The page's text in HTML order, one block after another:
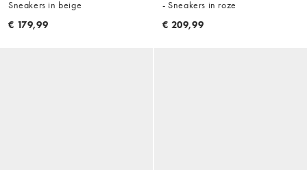
Sneakers in beige
€ 179,99
- Sneakers in roze
€ 209,99